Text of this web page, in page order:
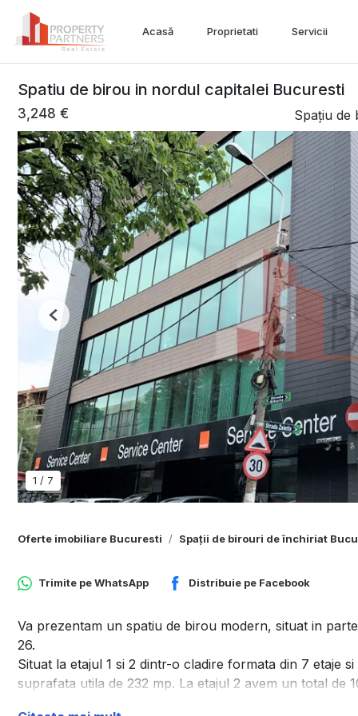
Acasă Proprietati Servicii
Spatiu de birou in nordul capitalei Bucuresti
3,248 € Spațiu de
1 / 7
Previous
Oferte imobiliare Bucuresti Spații de birouri de închiriat
Trimite peWhatsApp Distribuie pe Facebook
Va prezentam un spatiu de birou modern, situat in
26.
Situat la etajul 1 si 2 dintr-o cladire formata din 7 etaje
suprafata utila de 232 mp. La etajul 2 avem un total